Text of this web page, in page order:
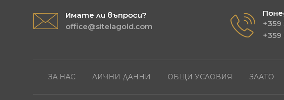
Имате ли въпроси?
office@sitelagold.com
+359
+359
ЗА НАС ЛИЧНИ ДАННИ ОБЩИ УСЛОВИЯ ЗЛАТО